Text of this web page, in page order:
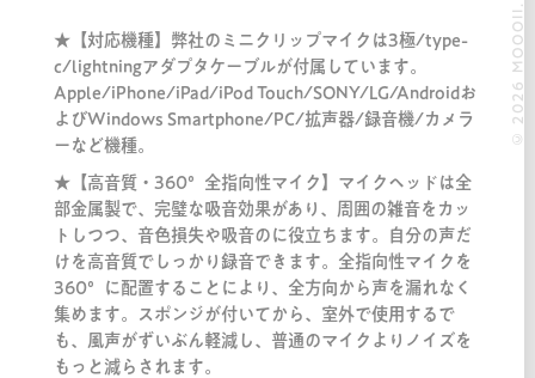
★【対応機種】弊社のミニクリップマイクは3極/type-
c/lightningアダプタケーブルが付属しています。
Apple/iPhone/iPad/iPod Touch/SONY/LG/Androidお
よびWindows Smartphone/PC/拡声器/録音機/カメラ
ーなど機種。
★【高音質・360°全指向性マイク】マイクヘッドは全
部金属製で、完璧な吸音効果があり、周囲の雑音をカッ
トしつつ、音色損失や吸音のに役立ちます。自分の声だ
けを高音質でしっかり録音できます。全指向性マイクを
360°に配置することにより、全方向から声を漏れなく
集めます。スポンジが付いてから、室外で使用するで
も、風声がずいぶん軽減し、普通のマイクよりノイズを
もっと減らされます。
© 2026 MOOOII.